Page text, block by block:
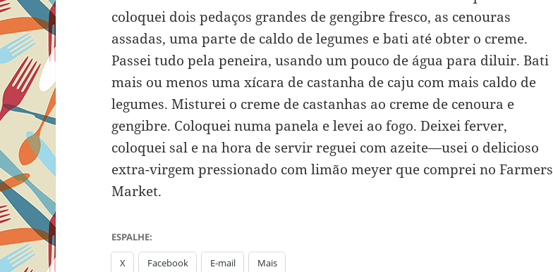
coloquei dois pedaços grandes de gengibre fresco, as cenouras
assadas, uma parte de caldo de legumes e bati até obter o creme.
Passei tudo pela peneira, usando um pouco de água para diluir. Bati
mais ou menos uma xícara de castanha de caju com mais caldo de
legumes. Misturei o creme de castanhas ao creme de cenoura e
gengibre. Coloquei numa panela e levei ao fogo. Deixei ferver,
coloquei sal e na hora de servir reguei com azeite—usei o delicioso
extra-virgem pressionado com limão meyer que comprei no Farmers
Market.
ESPALHE:
X Facebook E-mail Mais